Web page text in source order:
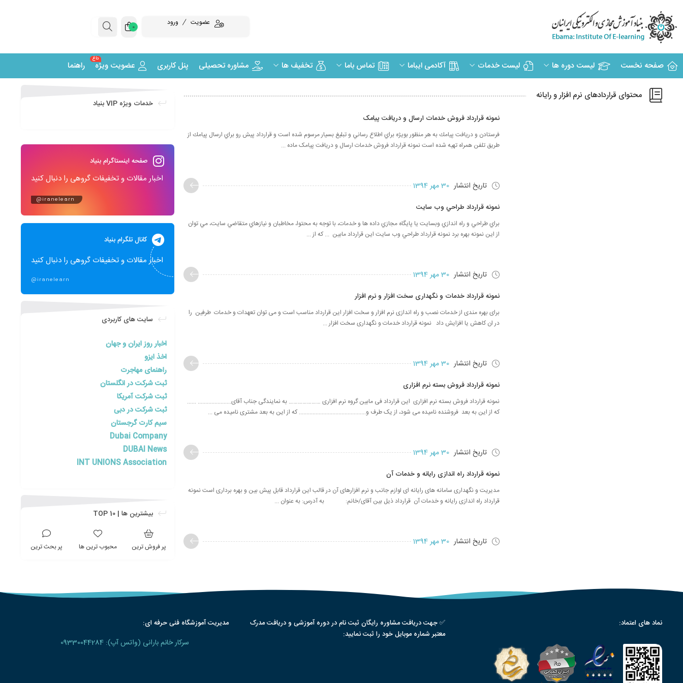
عضویت ورود 0
صفحه نخست لیست دوره ها لیست خدمات آکادمی ایباما تماس باما تخفیف ها مشاوره تحصیلی پنل کاربری عضویت ویژه
داغ
راهنما
محتوای قراردادهای نرم افزار و رایانه
نمونه قرارداد فروش خدمات ارسال و دریافت پيامک
فرستادن و دريافت پيامك به هر منظور بويژه براي اطلاع رساني و تبليغ بسيار مرسوم شده است و قرارداد پيش رو براي ارسال پيامك از
طريق تلفن همراه تهيه شده است نمونه قرارداد فروش خدمات ارسال و دریافت پيامک ماده ...
تاریخ انتشار 30 مهر 1394
نمونه قرارداد طراحي وب سايت
براي طراحي و راه اندازي وبسايت يا پايگاه مجازي داده ها و خدمات، با توجه به محتوا، مخاطبان و نيازهاي متقاضي سايت، مي توان
از اين نمونه بهره برد نمونه قرارداد طراحي وب سايت اين قرارداد مابين ... كه از ...
تاریخ انتشار 30 مهر 1394
نمونه قرارداد خدمات و نگهداری سخت افزار و نرم افزار
برای بهره مندی از خدمات نصب و راه اندازی نرم افزار و سخت افزار این قرارداد مناسب است و می توان تعهدات و خدمات طرفین را
در ان کاهش یا افزایش داد نمونه قرارداد خدمات و نگهداری سخت افزار ...
تاریخ انتشار 30 مهر 1394
نمونه قرارداد فروش بسته نرم افزاری
نمونه قرارداد فروش بسته نرم افزاری این قرارداد فی مابین گروه نرم افزاری ………………… به نمایندگی جناب آقای...................... ......
که از این به بعد فروشنده نامیده می شود، از یک طرف و............................................ که از این به بعد مشتری نامیده می ...
تاریخ انتشار 30 مهر 1394
نمونه قرارداد راه اندازی رایانه و خدمات آن
مدیریت و نگهداری سامانه های رایانه ای لوازم جانب و نرم افزارهای آن در قالب این قرارداد قابل پیش بین و بهره برداری است نمونه
قرارداد راه اندازی رایانه و خدمات آن قرارداد ذیل بین آقای/خانم: به آدرس: به عنوان ...
تاریخ انتشار 30 مهر 1394
خدمات ویژه VIP بنیاد
صفحه اینستاگرام بنیاد
اخبار مقالات و تخفیفات گروهی را دنبال کنید
@iranelearn
کانال تلگرام بنیاد
اخبار مقالات و تخفیفات گروهی را دنبال کنید
@iranelearn
سایت های کاربردی
اخبار روز ایران و جهان
اخذ ایزو
راهنمای مهاجرت
ثبت شرکت در انگلستان
ثبت شرکت آمریکا
ثبت شرکت در دبی
سیم کارت گرجستان
Dubai Company
DUBAI News
INT UNIONS Association
بیشترین ها | TOP 10
پر فروش ترین محبوب ترین ها پر بحث ترین
نماد های اعتماد:
✅ جهت دریافت مشاوره رایگان ثبت نام در دوره آموزشی و دریافت مدرک
معتبر شماره موبایل خود را ثبت نمایید:
مدیریت آموزشگاه فنی حرفه ای:
سرکار خانم بارانی (واتس آپ): 09330044284